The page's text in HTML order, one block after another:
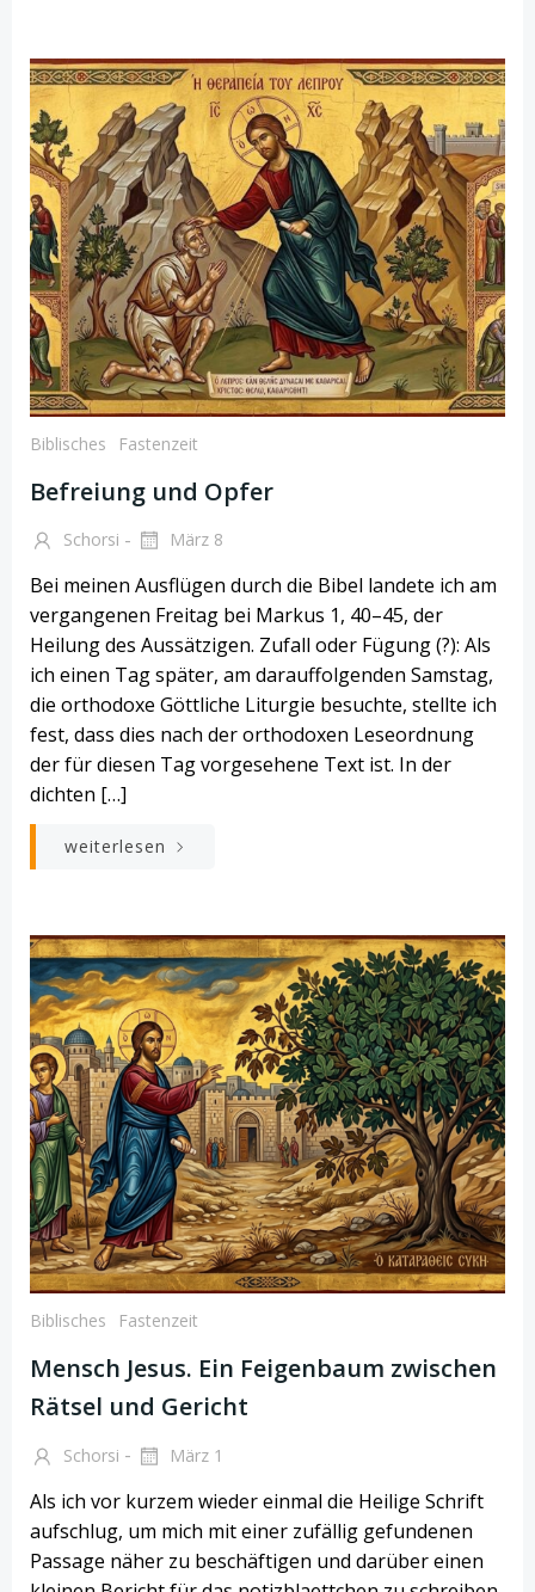
Biblisches Fastenzeit
Befreiung und Opfer
Schorsi - März 8
Bei meinen Ausflügen durch die Bibel landete ich am
vergangenen Freitag bei Markus 1, 40–45, der
Heilung des Aussätzigen. Zufall oder Fügung (?): Als
ich einen Tag später, am darauffolgenden Samstag,
die orthodoxe Göttliche Liturgie besuchte, stellte ich
fest, dass dies nach der orthodoxen Leseordnung
der für diesen Tag vorgesehene Text ist. In der
dichten […]
weiterlesen
Biblisches Fastenzeit
Mensch Jesus. Ein Feigenbaum zwischen
Rätsel und Gericht
Schorsi - März 1
Als ich vor kurzem wieder einmal die Heilige Schrift
aufschlug, um mich mit einer zufällig gefundenen
Passage näher zu beschäftigen und darüber einen